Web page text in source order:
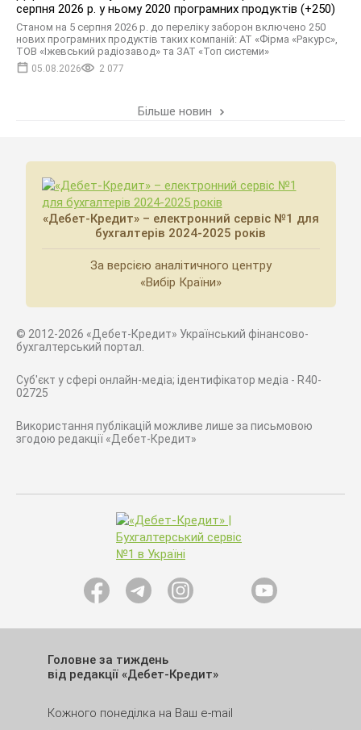
серпня 2026 р. у ньому 2020 програмних продуктів (+250)
Станом на 5 серпня 2026 р. до переліку заборон включено 250
нових програмних продуктів таких компаній: АТ «Фірма «Ракурс»,
ТОВ «Іжевський радіозавод» та ЗАТ «Топ системи»
05.08.2026 2 077
Більше новин
«Дебет-Кредит» – електронний сервіс №1 для
бухгалтерів 2024-2025 років
За версією аналітичного центру
«Вибір Країни»
© 2012-2026 «Дебет-Кредит» Український фінансово-
бухгалтерський портал.
Суб'єкт у сфері онлайн-медіа; ідентифікатор медіа - R40-
02725
Використання публікацій можливе лише за письмовою
згодою редакції «Дебет-Кредит»
Головне за тиждень
від редакції «Дебет-Кредит»
Кожного понеділка на Ваш e-mail